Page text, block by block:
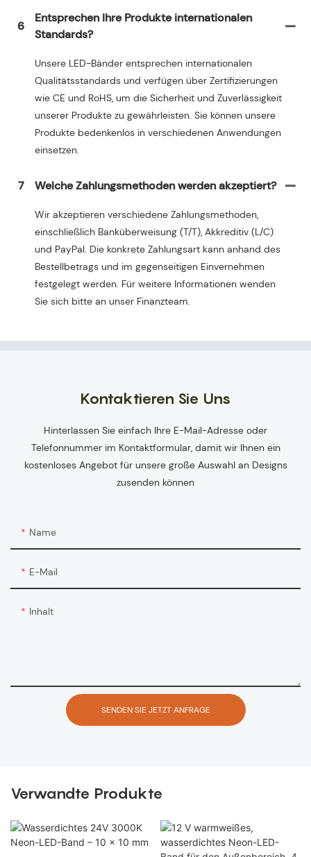
6
Entsprechen Ihre Produkte internationalen
Standards?
Unsere LED-Bänder entsprechen internationalen
Qualitätsstandards und verfügen über Zertifizierungen
wie CE und RoHS, um die Sicherheit und Zuverlässigkeit
unserer Produkte zu gewährleisten. Sie können unsere
Produkte bedenkenlos in verschiedenen Anwendungen
einsetzen.
7 Welche Zahlungsmethoden werden akzeptiert?
Wir akzeptieren verschiedene Zahlungsmethoden,
einschließlich Banküberweisung (T/T), Akkreditiv (L/C)
und PayPal. Die konkrete Zahlungsart kann anhand des
Bestellbetrags und im gegenseitigen Einvernehmen
festgelegt werden. Für weitere Informationen wenden
Sie sich bitte an unser Finanzteam.
Kontaktieren Sie Uns
Hinterlassen Sie einfach Ihre E-Mail-Adresse oder
Telefonnummer im Kontaktformular, damit wir Ihnen ein
kostenloses Angebot für unsere große Auswahl an Designs
zusenden können
Name
E-Mail
Inhalt
SENDEN SIE JETZT ANFRAGE
Verwandte Produkte